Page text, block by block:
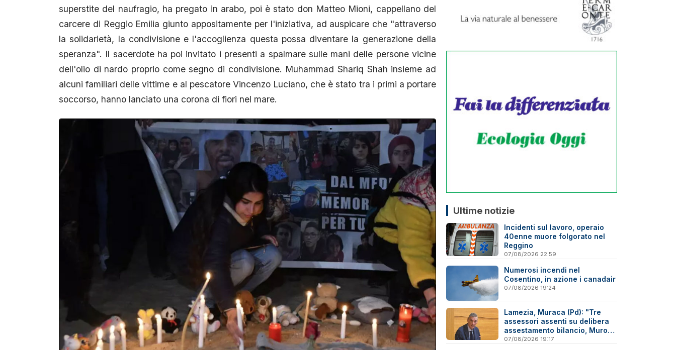
superstite del naufragio, ha pregato in arabo, poi è stato don Matteo Mioni, cappellano del
carcere di Reggio Emilia giunto appositamente per l'iniziativa, ad auspicare che "attraverso
la solidarietà, la condivisione e l'accoglienza questa possa diventare la generazione della
speranza". Il sacerdote ha poi invitato i presenti a spalmare sulle mani delle persone vicine
dell'olio di nardo proprio come segno di condivisione. Muhammad Shariq Shah insieme ad
alcuni familiari delle vittime e al pescatore Vincenzo Luciano, che è stato tra i primi a portare
soccorso, hanno lanciato una corona di fiori nel mare.
Ultime notizie
Incidenti sul lavoro, operaio
40enne muore folgorato nel
Reggino
07/08/2026 22:59
Numerosi incendi nel
Cosentino, in azione i canadair
07/08/2026 19:24
Lamezia, Muraca (Pd): "Tre
assessori assenti su delibera
assestamento bilancio, Murone
in difficoltà"
07/08/2026 19:17